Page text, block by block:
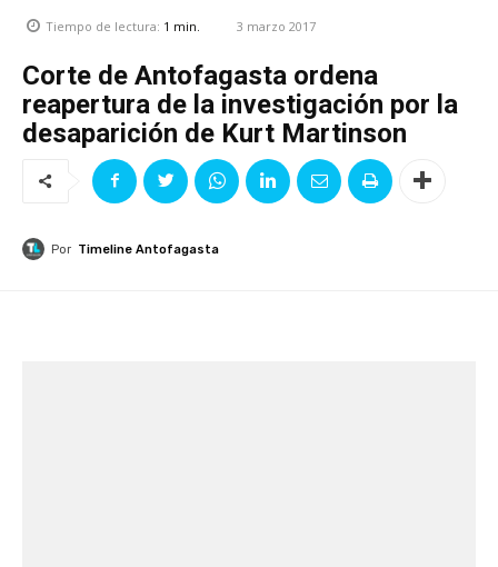
Tiempo de lectura: 1 min. 3 marzo 2017
Corte de Antofagasta ordena
reapertura de la investigación por la
desaparición de Kurt Martinson
Por Timeline Antofagasta